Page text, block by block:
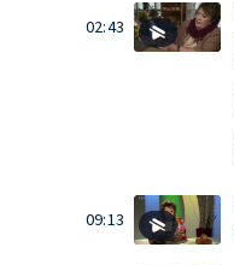
02:43
09:13